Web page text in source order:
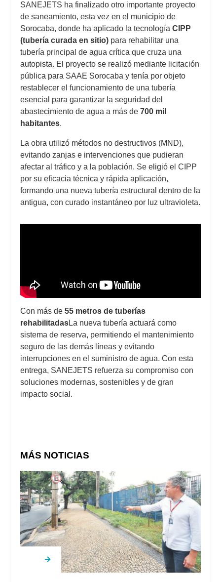
SANEJETS ha finalizado otro importante proyecto
de saneamiento, esta vez en el municipio de
Sorocaba, donde ha aplicado la tecnología CIPP
(tubería curada en sitio) para rehabilitar una
tubería principal de agua crítica que cruza una
autopista. El proyecto se realizó mediante licitación
pública para SAAE Sorocaba y tenía por objeto
restablecer el funcionamiento de una tubería
esencial para garantizar la seguridad del
abastecimiento de agua a más de 700 mil
habitantes.
La obra utilizó métodos no destructivos (MND),
evitando zanjas e intervenciones que pudieran
afectar al tráfico y a la población. Se eligió el CIPP
por su eficacia técnica y rápida aplicación,
formando una nueva tubería estructural dentro de la
antigua, con curado instantáneo por luz ultravioleta.
Con más de 55 metros de tuberías
rehabilitadasLa nueva tubería actuará como
sistema de reserva, permitiendo el mantenimiento
seguro de las demás líneas y evitando
interrupciones en el suministro de agua. Con esta
entrega, SANEJETS refuerza su compromiso con
soluciones modernas, sostenibles y de gran
impacto social.
MÁS NOTICIAS